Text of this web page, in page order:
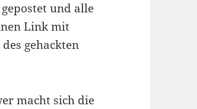
und alle
Link mit
gehackten
macht sich die